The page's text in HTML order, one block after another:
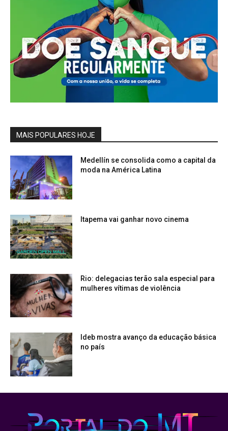
MAIS POPULARES HOJE
Medellín se consolida como a capital da
moda na América Latina
Itapema vai ganhar novo cinema
Rio: delegacias terão sala especial para
mulheres vítimas de violência
Ideb mostra avanço da educação básica
no país